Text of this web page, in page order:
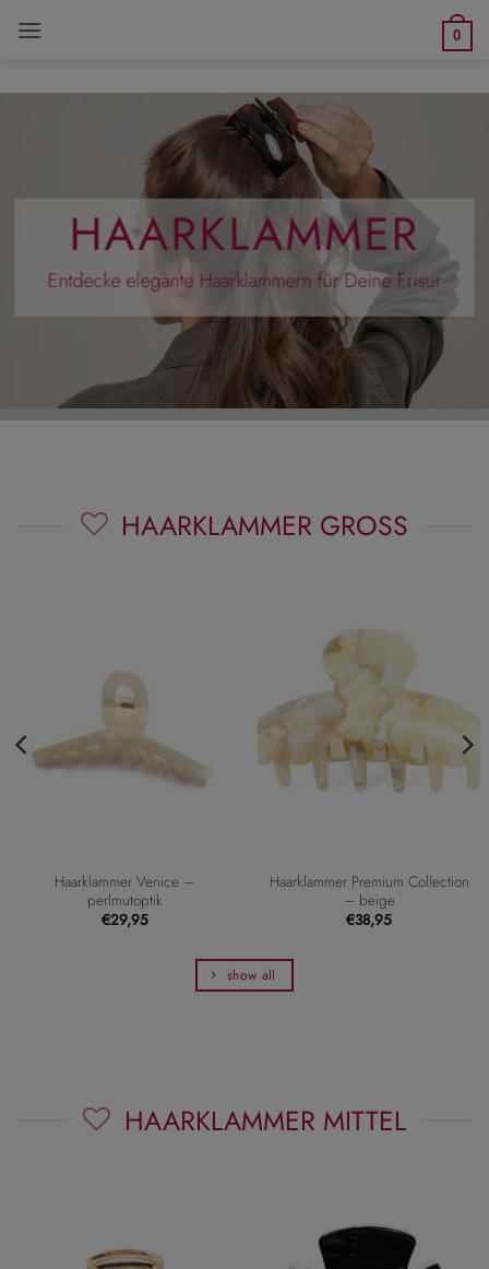
Inhalt
0
HAARKLAMMER
Entdecke elegante Haarklammern für Deine Frisur
HAARKLAMMER GROSS
Haarklammer Venice –
perlmutoptik
€29,95
Haarklammer Premium Collection
– beige
€38,95
show all
HAARKLAMMER MITTEL